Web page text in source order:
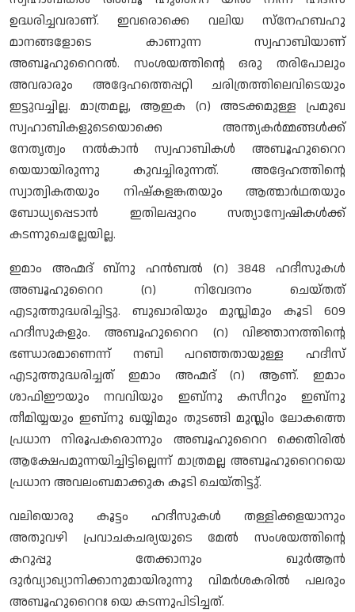
ഉദ്ധരിച്ചവരാണ്. ഇവരൊക്കെ വലിയ സ്നേഹബഹു
മാനങ്ങളോടെ കാണുന്ന സ്വഹാബിയാണ്
അബൂഹുറൈറൽ. സംശയത്തിന്റെ ഒരു തരിപോലും
അവരാരും അദ്ദേഹത്തെപ്പറ്റി ചരിത്രത്തിലെവിടെയും
ഇട്ടുവച്ചില്ല. മാത്രമല്ല, ആഇക (റ) അടക്കമുള്ള പ്രമുഖ
സ്വഹാബികളുടെയൊക്കെ അന്ത്യകർമ്മങ്ങൾക്ക്
നേതൃത്വം നൽകാൻ സ്വഹാബികൾ അബൂഹുറൈറ
യെയായിരുന്നു കുവച്ചിരുന്നത്. അദ്ദേഹത്തിന്റെ
സ്വാത്വികതയും നിഷ്കളങ്കതയും ആത്മാർഥതയും
ബോധ്യപ്പെടാൻ ഇതിലപ്പുറം സത്യാന്വേഷികൾക്ക്
കടന്നുചെല്ലേയില്ല.
ഇമാം അഹ്മദ് ബ്നു ഹൻബൽ (റ) 3848 ഹദീസുകൾ
അബൂഹുറൈറ (റ) നിവേദനം ചെയ്തത്
എടുത്തുദ്ധരിച്ചിട്ടു. ബുഖാരിയും മുസ്ലിമും കൂടി 609
ഹദീസുകളും. അബൂഹുറൈറ (റ) വിജ്ഞാനത്തിന്റെ
ഭണ്ഡാരമാണെന്ന് നബി പറഞ്ഞതായുള്ള ഹദീസ്
എടുത്തുദ്ധരിച്ചത് ഇമാം അഹ്മദ് (റ) ആണ്. ഇമാം
ശാഫിഈയും നവവിയും ഇബ്നു കസീറും ഇബ്നു
തീമിയ്യയും ഇബ്നു ഖയ്യിമും തുടങ്ങി മുസ്ലിം ലോകത്തെ
പ്രധാന നിരൂപകരൊന്നും അബൂഹുറൈറ ക്കെതിരിൽ
ആക്ഷേപമുന്നയിച്ചിട്ടില്ലെന്ന് മാത്രമല്ല അബൂഹുറൈറയെ
പ്രധാന അവലംബമാക്കുക കൂടി ചെയ്തിട്ടു്.
വലിയൊരു കൂട്ടം ഹദീസുകൾ തള്ളിക്കളയാനും
അതുവഴി പ്രവാചകചര്യയുടെ മേൽ സംശയത്തിന്റെ
കറുപ്പു തേക്കാനും ഖുർആൻ
ദുർവ്യാഖ്യാനിക്കാനുമായിരുന്നു വിമർശകരിൽ പലരും
അബൂഹുറൈറഃ യെ കടന്നുപിടിച്ചത്.